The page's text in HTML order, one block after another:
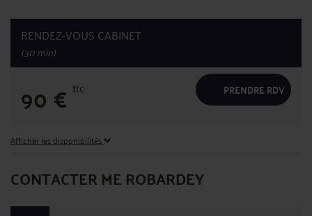
RENDEZ-VOUS CABINET
(30 min)
90€ ttc PRENDRE RDV
Afficher les disponibilités
CONTACTER ME ROBARDEY